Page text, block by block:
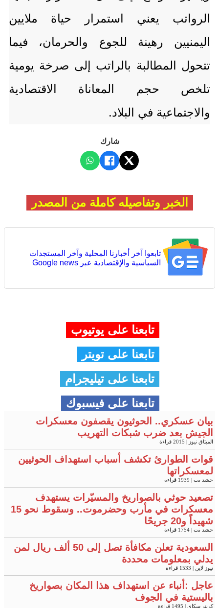
الرواتب يعني استمرار حياة ملايين
اليمنيين رهينة للجوع والحرمان، فيما
تتحول المطالبة بالراتب إلى صرخة يومية
تلخص حجم المعاناة الاقتصادية
والاجتماعية في البلاد.
شارك
الخبر وتفاصيله كاملة من المصدر
تابعوا آخر أخبارنا المحلية وآخر المستجدات
السياسية والإقتصادية عبر Google news
تابعنا على يوتيوب
تابعنا على تويتر
تابعنا على تيليجرام
تابعنا على فيسبوك
بيان عسكري.. الحوثيون يقصفون معسكرات
الجيش بعد ضرب شبكات التهريب
الميثاق نيوز
قوات الطوارئ تكشف أسباب استهداف الحوثيين
لمعسكراتها
حشد نت
تصعيد حوثي بالصواريخ والمسيّرات يستهدف
معسكرات في مأرب وحضرموت.. وسقوط نحو 15
شهيداً و20 جريحًا
حشد نت
السعودية تعلن مكافأة تصل إلى 50 ألف ريال لمن
يدلي بمعلومات محددة
نيوز لاين
عاجل :أنباء عن استهداف هذا المكان بصواريخ
باليستية في الجوف
كريتر سكاي